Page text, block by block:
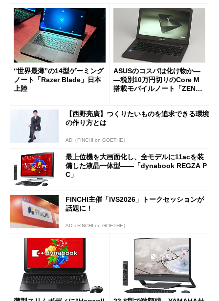
“世界最薄”の14型ゲーミング
ノート「Razer Blade」日本
上陸
ASUSのコスパは化け物か―
―税別10万円切りのCore M
搭載モバイルノート「ZENB
【西野亮廣】つくりたいものを追求できる環境
の作り方とは
AD（FINCHI on GOETHE）
最上位機を大画面化し、全モデルに11acを装
備した液晶一体型――「dynabook REGZA P
C」
FINCHI主催「IVS2026」トークセッションが
話題に！
AD（FINCHI on GOETHE）